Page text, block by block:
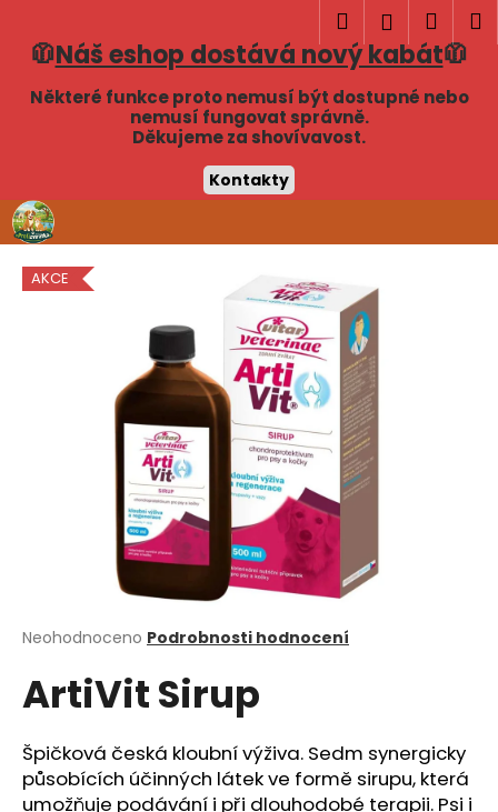
🧥Náš eshop dostává nový kabát🧥
Některé funkce proto nemusí být dostupné nebo
nemusí fungovat správně.
Děkujeme za shovívavost.
Kontakty
Přejít
na
obsah
Hledat
košík
Průměrné
produktu
je
z
5
hvězdiček.
Neohodnoceno Podrobnosti hodnocení
ArtiVit Sirup
Špičková česká kloubní výživa. Sedm synergicky
působících účinných látek ve formě sirupu, která
umožňuje podávání i při dlouhodobé terapii. Psi i
AKCE
Zpět
Zpět
o
t
ř
e
?
HLEDAT